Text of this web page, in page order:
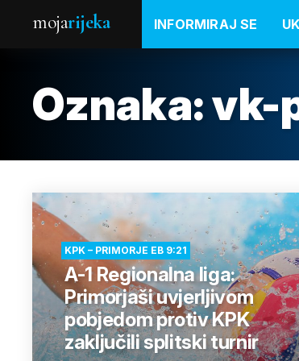
mojarijeka INFORMIRAJ SE
Oznaka:vk-
KPK – PRIMORJE EB 9:21
A-1 Regionalna liga:
Primorjaši uvjerljivom
pobjedom protiv KPK
zaključili splitski turnir